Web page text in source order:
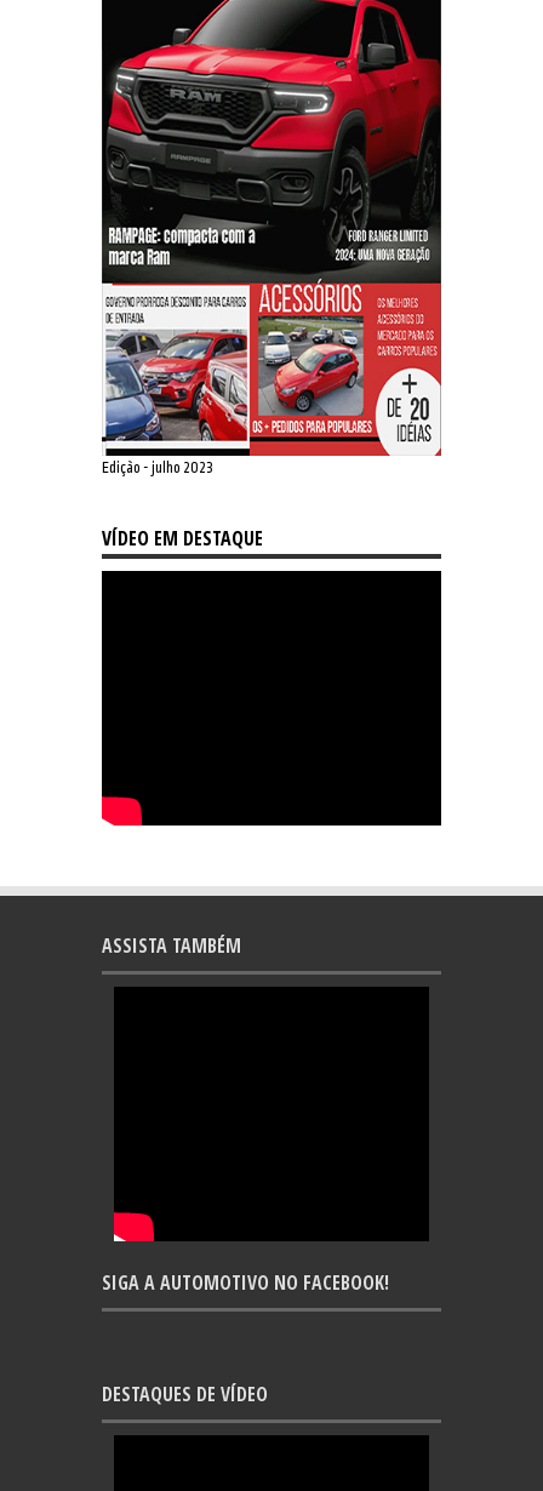
Edição - julho 2023
VÍDEO EM DESTAQUE
ASSISTA TAMBÉM
SIGA A AUTOMOTIVO NO FACEBOOK!
DESTAQUES DE VÍDEO